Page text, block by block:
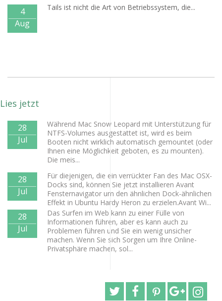
4
Aug
Tails ist nicht die Art von Betriebssystem, die...
Lies jetzt
28
Jul
Während Mac Snow Leopard mit Unterstützung für
NTFS-Volumes ausgestattet ist, wird es beim
Booten nicht wirklich automatisch gemountet (oder
Ihnen eine Möglichkeit geboten, es zu mounten).
Die meis...
28
Jul
Für diejenigen, die ein verrückter Fan des Mac OSX-
Docks sind, können Sie jetzt installieren Avant
Fensternavigator um den ähnlichen Dock-ähnlichen
Effekt in Ubuntu Hardy Heron zu erzielen.Avant Wi...
28
Jul
Das Surfen im Web kann zu einer Fülle von
Informationen führen, aber es kann auch zu
Problemen führen und Sie ein wenig unsicher
machen. Wenn Sie sich Sorgen um Ihre Online-
Privatsphäre machen, sol...